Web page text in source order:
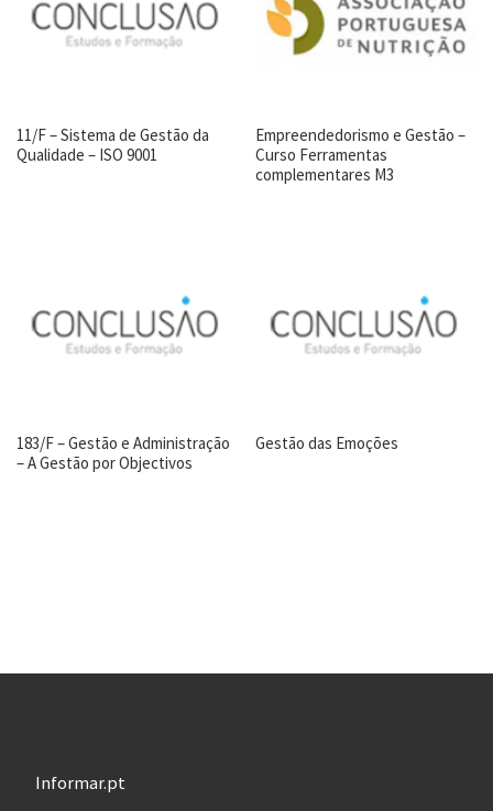
11/F – Sistema de Gestão da
Qualidade – ISO 9001
Empreendedorismo e Gestão –
Curso Ferramentas
complementares M3
183/F – Gestão e Administração
– A Gestão por Objectivos
Gestão das Emoções
Informar.pt